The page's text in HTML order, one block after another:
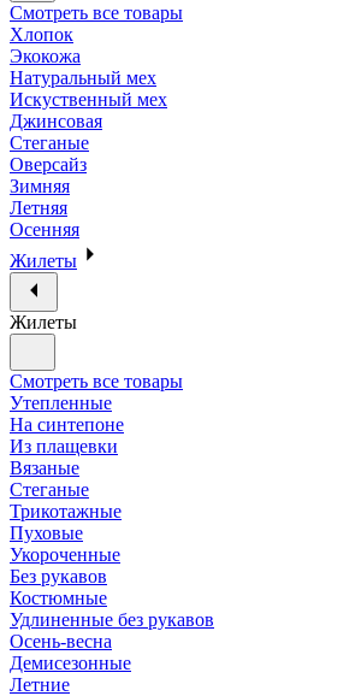
Смотреть все товары
Хлопок
Экокожа
Натуральный мех
Искуственный мех
Джинсовая
Стеганые
Оверсайз
Зимняя
Летняя
Осенняя
Жилеты
Жилеты
Смотреть все товары
Утепленные
На синтепоне
Из плащевки
Вязаные
Стеганые
Трикотажные
Пуховые
Укороченные
Без рукавов
Костюмные
Удлиненные без рукавов
Осень-весна
Демисезонные
Летние